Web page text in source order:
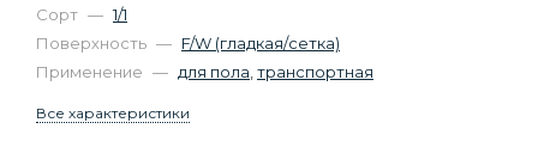
Сорт — 1/1
Поверхность — F/W (гладкая/сетка)
Применение — для пола транспортная
Все характеристики